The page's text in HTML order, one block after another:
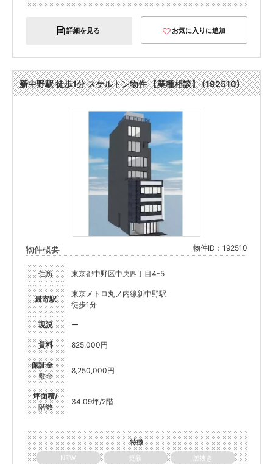
詳細を見る お気に入りに追加
新中野駅 徒歩1分 スケルトン物件 【業種相談】 (192510)
物件概要 物件ID：192510
住所 東京都中野区中央四丁目4-5
最寄駅
東京メトロ丸ノ内線新中野駅
徒歩1分
現況 ー
賃料 825,000円
保証金・
敷金
8,250,000円
坪面積/
階数
34.09坪/2階
特徴
NEW
更新
居抜き